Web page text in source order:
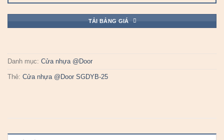
TẢI BẢNG GIÁ
Danh mục: Cửa nhựa @Door
Thẻ: Cửa nhựa @Door SGDYB-25